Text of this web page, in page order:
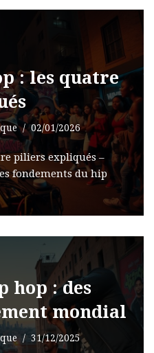
: les quatre
02/01/2026
piliers expliqués –
fondements du hip
hop : des
mondial
31/12/2025